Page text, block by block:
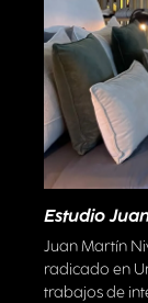
Estudio
Juan Martín
radicado en
trabajos de